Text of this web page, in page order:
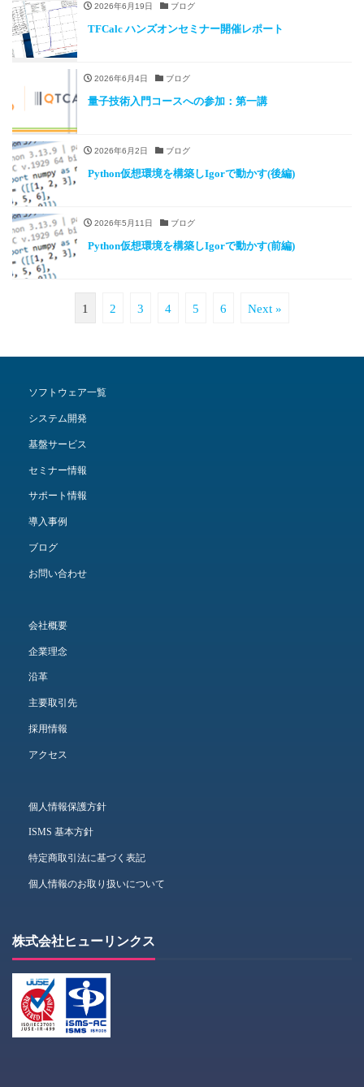
2026年6月19日 ブログ
TFCalc ハンズオンセミナー開催レポート
2026年6月4日 ブログ
量子技術入門コースへの参加：第一講
2026年6月2日 ブログ
Python仮想環境を構築しIgorで動かす(後編)
2026年5月11日 ブログ
Python仮想環境を構築しIgorで動かす(前編)
1 2 3 4 5 6 Next »
ソフトウェア一覧
システム開発
基盤サービス
セミナー情報
サポート情報
導入事例
ブログ
お問い合わせ
会社概要
企業理念
沿革
主要取引先
採用情報
アクセス
個人情報保護方針
ISMS 基本方針
特定商取引法に基づく表記
個人情報のお取り扱いについて
株式会社ヒューリンクス